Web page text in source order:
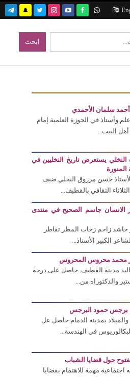
أحمد سلمان الأحمدي
وأستاذ في الحوزة العلمية إمام
البيت...
النخلي يستعرض تاريخ النخليين في
المنورة
حسن مرزوق النخلي ضيف
الثقافي بالقطيف...
الانسان جاسم الصحيح في منتدى
حاشد زاحم زخات المطر تقاطر
الكبير الأستاذ...
محمد محروس المحروس
مدينة القطيف. حاصل على درجة
والدكتوراه من...
برجس حمود البرجس
والميلاد بمدينة الدمام حاصل عل
في الهندسة...
حول قضايا الشباب
اجتماعية مهمة للاهتمام بقضايا